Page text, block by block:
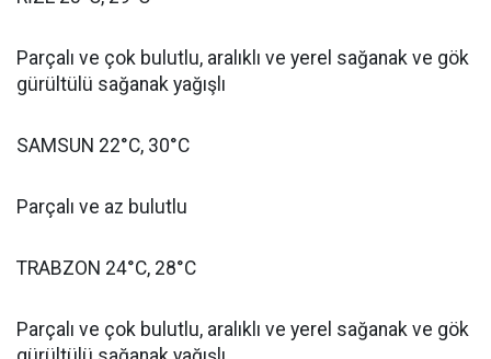
Parçalı ve çok bulutlu, aralıklı ve yerel sağanak ve gök
gürültülü sağanak yağışlı
SAMSUN 22°C, 30°C
Parçalı ve az bulutlu
TRABZON 24°C, 28°C
Parçalı ve çok bulutlu, aralıklı ve yerel sağanak ve gök